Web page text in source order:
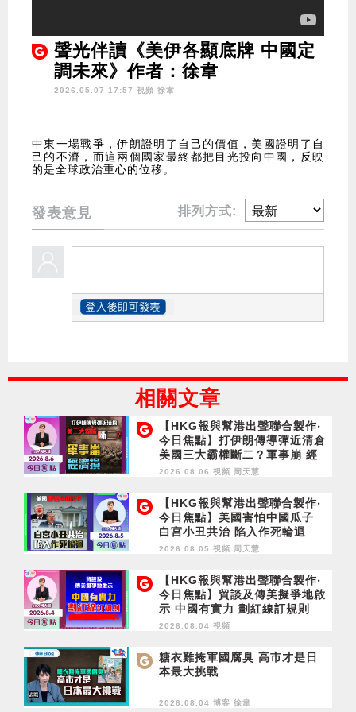
聲光伴讀《美伊各顯底牌 中國定
調未來》作者：徐韋
2026.05.07 17:57 視頻 徐韋
中東一場戰爭，伊朗證明了自己的價值，美國證明了自
己的不濟，而這兩個國家最終都把目光投向中國，反映
的是全球政治重心的位移。
發表意見 排列方式:
相關文章
【HKG報與幫港出聲聯合製作‧
今日焦點】打伊朗傳導彈近清倉
美國三大霸權斷二？軍事崩 經
濟損
2026.08.06 視頻 周天慧
【HKG報與幫港出聲聯合製作‧
今日焦點】美國害怕中國瓜子
白宮小丑共治 陷入作死輪迴
2026.08.05 視頻 周天慧
【HKG報與幫港出聲聯合製作‧
今日焦點】貿談及傳美擬爭地啟
示 中國有實力 劃紅線訂規則
2026.08.04 視頻
糖衣難掩軍國腐臭 高市才是日
本最大挑戰
2026.08.04 博客 徐韋